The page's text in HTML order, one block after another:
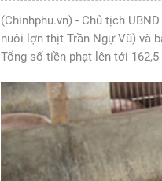
(Chinhphu.vn) - Chủ tịch
nuôi lợn thịt Trần Ngự Vũ) và
Tổng số tiền phạt lên tới